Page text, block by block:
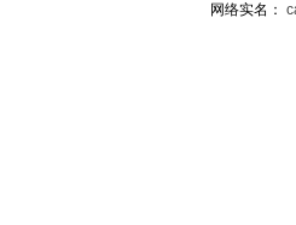
网络实名：